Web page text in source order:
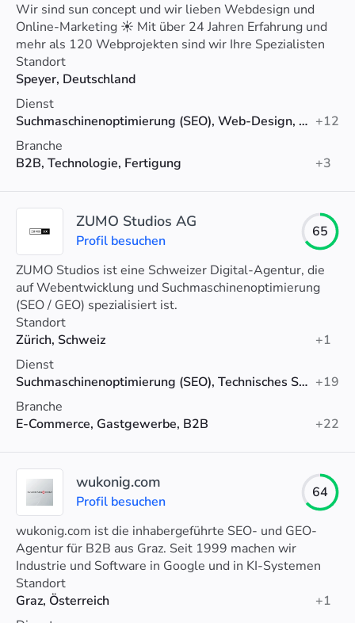
Wir sind sun concept und wir lieben Webdesign und
Online-Marketing ☀️ Mit über 24 Jahren Erfahrung und
mehr als 120 Webprojekten sind wir Ihre Spezialisten
für (Web-)Design, Usability und digitales Marketing.
Standort
Speyer, Deutschland
Dienst
Suchmaschinenoptimierung (SEO), Web-Design, Webentwicklung +12
Branche
B2B, Technologie, Fertigung
+3
ZUMO Studios AG
Profil besuchen
65
ZUMO Studios ist eine Schweizer Digital-Agentur, die
auf Webentwicklung und Suchmaschinenoptimierung
(SEO / GEO) spezialisiert ist.
Standort
Zürich, Schweiz
+1
Dienst
Suchmaschinenoptimierung (SEO), Technisches SEO, SEO-Beratung +19
Branche
E-Commerce, Gastgewerbe, B2B
+22
wukonig.com
Profil besuchen
64
wukonig.com ist die inhabergeführte SEO- und GEO-
Agentur für B2B aus Graz. Seit 1999 machen wir
Industrie und Software in Google und in KI-Systemen
wie ChatGPT sichtbar.
Standort
Graz, Österreich
+1